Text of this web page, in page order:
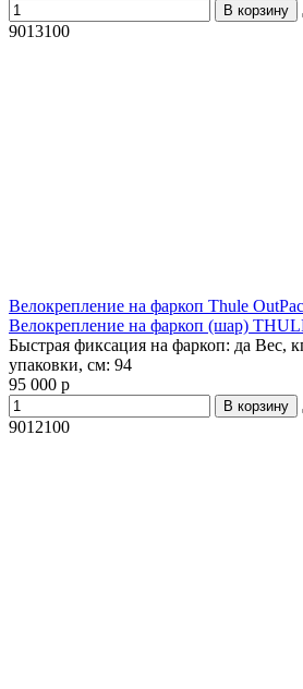
В корзину
9013100
Велокрепление на фаркоп Thule
Велокрепление на фаркоп (шар)
Быстрая фиксация на фаркоп: да Вес,
упаковки, см: 94
95 000 р
В корзину
9012100